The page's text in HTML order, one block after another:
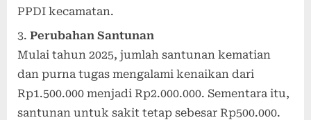
PPDI kecamatan.
Perubahan Santunan
Mulai tahun 2025, jumlah santunan kematian
dan purna tugas mengalami kenaikan dari
Rp1.500.000 menjadi Rp2.000.000. Sementara itu,
santunan untuk sakit tetap sebesar Rp500.000.